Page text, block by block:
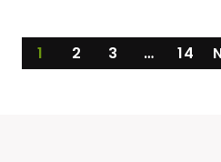
1 2 3 … 14